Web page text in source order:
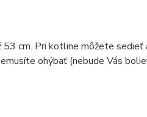
53 cm. Pri kotline môžete
ohýbať (nebude Vás